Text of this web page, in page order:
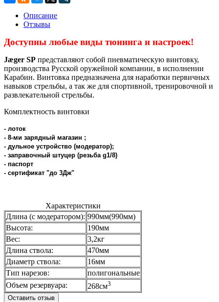
Описание
Отзывы
Доступны любые виды тюнинга и настроек!
Jæger SP представляют собой пневматическую винтовку,
производства Русской оружейной компании, в исполнении
Карабин. Винтовка предназначена для наработки первичных
навыков стрельбы, а так же для спортивной, тренировочной и
развлекательной стрельбы.
Комплектность винтовки
- лоток
- 8-ми зарядный магазин ;
- дульное устройство (модератор);
- заправочный штуцер (резьба g1/8)
- паспорт
- сертификат "до 3Дж"
Характеристики
Длина (с модератором): 990мм(990мм)
Высота:
190мм
Вес:
3,2кг
Длина ствола:
470мм
Диаметр ствола:
16мм
Тип нарезов:
полигональные
Объем резервуара:
268см3
Оставить отзыв